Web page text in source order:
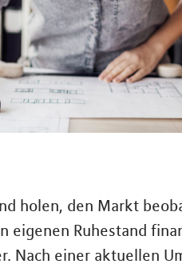
holen, den Markt
eigenen Ruhestand
Nach einer aktuellen